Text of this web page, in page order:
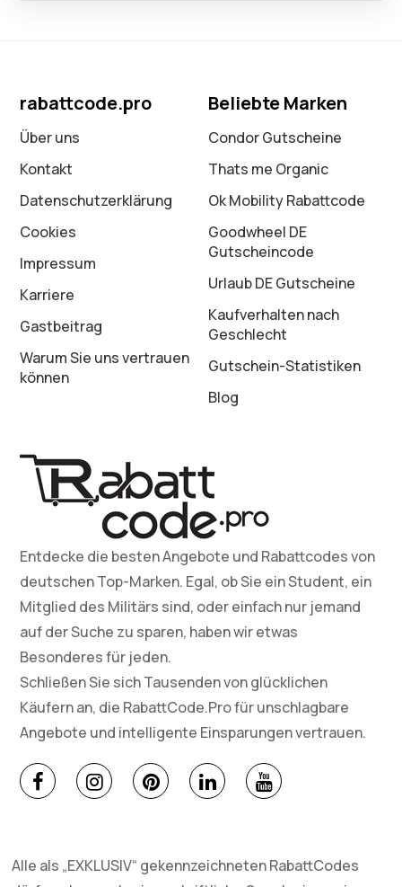
rabattcode.pro
Über uns
Kontakt
Datenschutz­erklärung
Cookies
Impressum
Karriere
Gastbeitrag
Warum Sie uns vertrauen
können
Beliebte Marken
Condor Gutscheine
Thats me Organic
Ok Mobility Rabattcode
Goodwheel DE
Gutscheincode
Urlaub DE Gutscheine
Kaufverhalten nach
Geschlecht
Gutschein-Statistiken
Blog
Entdecke die besten Angebote und Rabattcodes von
deutschen Top-Marken. Egal, ob Sie ein Student, ein
Mitglied des Militärs sind, oder einfach nur jemand
auf der Suche zu sparen, haben wir etwas
Besonderes für jeden.
Schließen Sie sich Tausenden von glücklichen
Käufern an, die RabattCode.Pro für unschlagbare
Angebote und intelligente Einsparungen vertrauen.
Alle als „EXKLUSIV“ gekennzeichneten RabattCodes